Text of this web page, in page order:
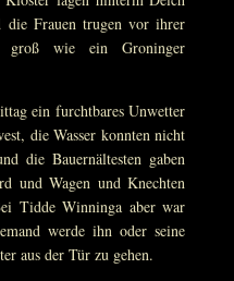
die Frauen trugen vor ihrer
groß wie ein Groninger
ein furchtbares Unwetter
die Wasser konnten nicht
die Bauernältesten gaben
und Wagen und Knechten
Tidde Winninga aber war
werde ihn oder seine
aus der Tür zu gehen.